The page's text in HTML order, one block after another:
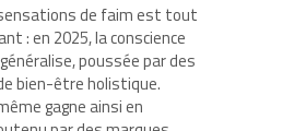
de faim est tout
: en 2025, la conscience
poussée par des
bien-être holistique.
gagne ainsi en